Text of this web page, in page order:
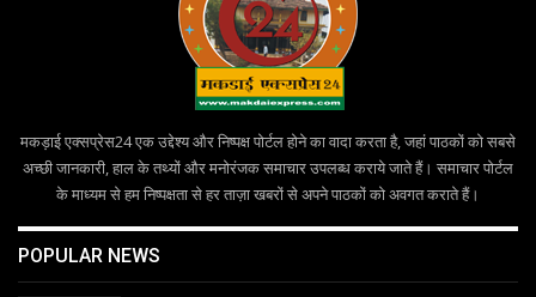
मकड़ाई एक्सप्रेस24 एक उद्देश्य और निष्पक्ष पोर्टल होने का वादा करता है, जहां पाठकों को सबसे
अच्छी जानकारी, हाल के तथ्यों और मनोरंजक समाचार उपलब्ध कराये जाते हैं। समाचार पोर्टल
के माध्यम से हम निष्पक्षता से हर ताज़ा खबरों से अपने पाठकों को अवगत कराते हैं।
POPULAR NEWS